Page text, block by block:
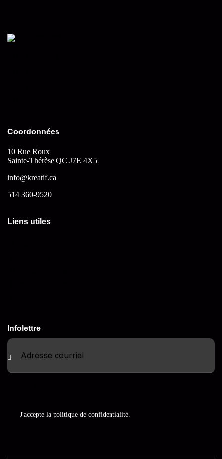
Coordonnées
10 Rue Roux
Sainte-Thérèse QC J7E 4X5
info@kreatif.ca
514 360-9520
Liens utiles
Infolettre
J'accepte la politique de confidentialité